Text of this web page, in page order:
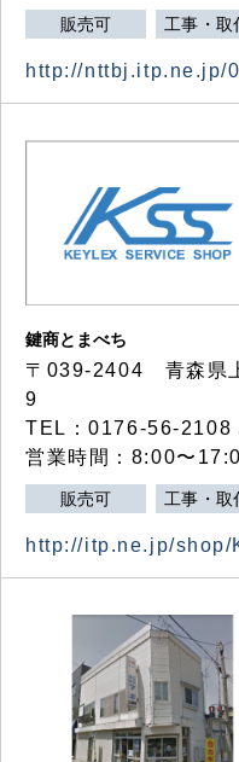
販売可 工事・取
http://nttbj.itp.ne.jp/
鍵商とまべち
〒039-2404 青森県
9
TEL：0176-56-2108
営業時間：8:00〜
販売可 工事・取
http://itp.ne.jp/shop/